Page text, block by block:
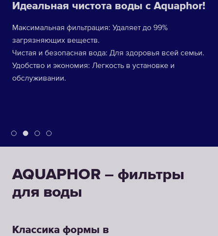
Идеальная чистота воды с Aquaphor!
Максимальная фильтрация: Удаляет до 99%
загрязняющих веществ.
Чистая и безопасная вода: Для здоровья всей семьи.
Удобство и экономия: Легкость в установке и
обслуживании.
AQUAPHOR – фильтры
для воды
Классика формы в